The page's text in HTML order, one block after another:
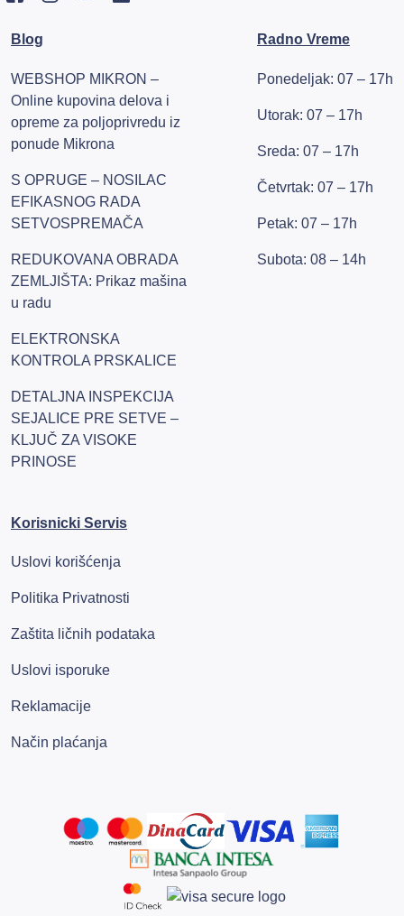
Blog
WEBSHOP MIKRON –
Online kupovina delova i
opreme za poljoprivredu iz
ponude Mikrona
S OPRUGE – NOSILAC
EFIKASNOG RADA
SETVOSPREMAČA
REDUKOVANA OBRADA
ZEMLJIŠTA: Prikaz mašina
u radu
ELEKTRONSKA
KONTROLA PRSKALICE
DETALJNA INSPEKCIJA
SEJALICE PRE SETVE –
KLJUČ ZA VISOKE
PRINOSE
Radno Vreme
Ponedeljak: 07 – 17h
Utorak: 07 – 17h
Sreda: 07 – 17h
Četvrtak: 07 – 17h
Petak: 07 – 17h
Subota: 08 – 14h
Korisnicki Servis
Uslovi korišćenja
Politika Privatnosti
Zaštita ličnih podataka
Uslovi isporuke
Reklamacije
Način plaćanja